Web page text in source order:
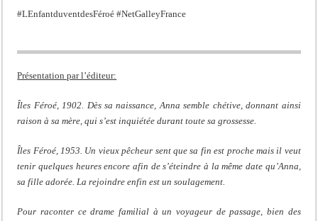
#LEnfantduventdesFéroé #NetGalleyFrance
Présentation par l’éditeur:
Îles Féroé, 1902. Dès sa naissance, Anna semble chétive, donnant ainsi
raison à sa mère, qui s’est inquiétée durant toute sa grossesse.
Îles Féroé, 1953. Un vieux pêcheur sent que sa fin est proche mais il veut
tenir quelques heures encore afin de s’éteindre à la même date qu’Anna,
sa fille adorée. La rejoindre enfin est un soulagement.
Pour raconter ce drame familial à un voyageur de passage, bien des